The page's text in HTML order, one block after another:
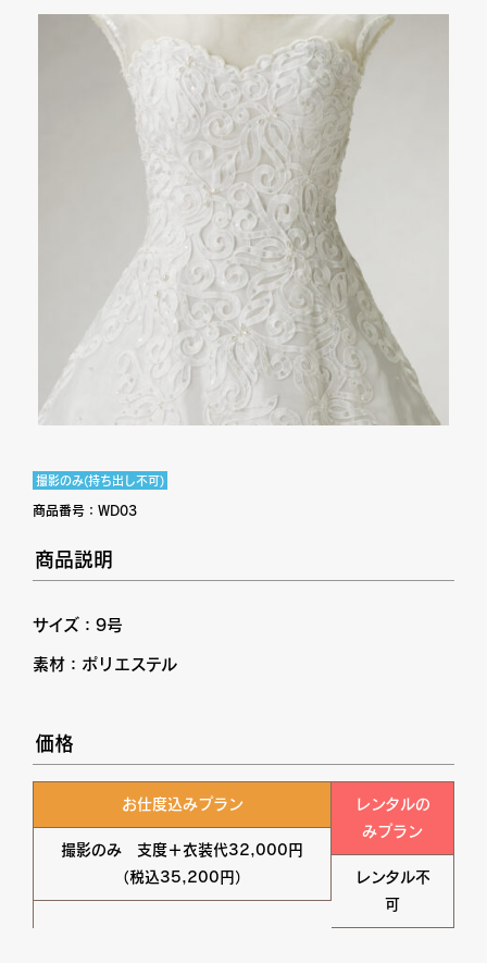
撮影のみ(持ち出し不可)
商品番号： WD03
商品説明
サイズ：9号
素材：ポリエステル
価格
お仕度込みプラン
撮影のみ 支度＋衣装代32,000円
（税込35,200円）
レンタルの
みプラン
レンタル不
可